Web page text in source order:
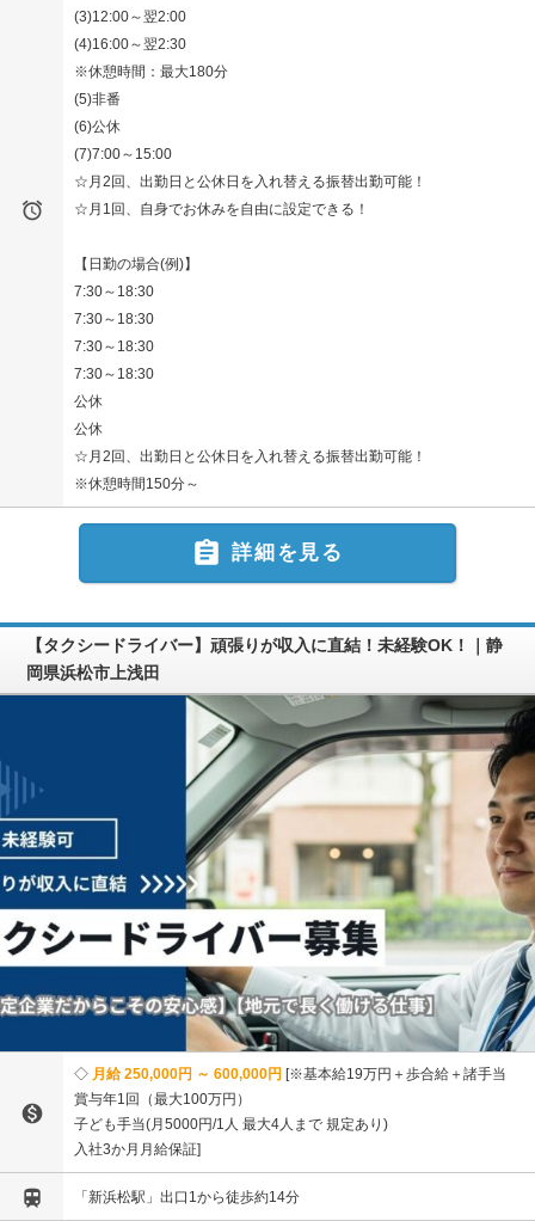

(3)12:00～翌2:00
(4)16:00～翌2:30
※休憩時間：最大180分
(5)非番
(6)公休
(7)7:00～15:00
☆月2回、出勤日と公休日を入れ替える振替出勤可能！
☆月1回、自身でお休みを自由に設定できる！
【日勤の場合(例)】
7:30～18:30
7:30～18:30
7:30～18:30
7:30～18:30
公休
公休
☆月2回、出勤日と公休日を入れ替える振替出勤可能！
※休憩時間150分～
 詳細を見る
【タクシードライバー】頑張りが収入に直結！未経験OK！｜静
岡県浜松市上浅田

月給 250,000円 ～ 600,000円 ※基本給19万円＋歩合給＋諸手当
賞与年1回（最大100万円）
子ども手当(月5000円/1人 最大4人まで 規定あり)
入社3か月月給保証
 「新浜松駅」出口1から徒歩約14分